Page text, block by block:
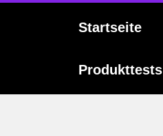
Startseite
Produkttests